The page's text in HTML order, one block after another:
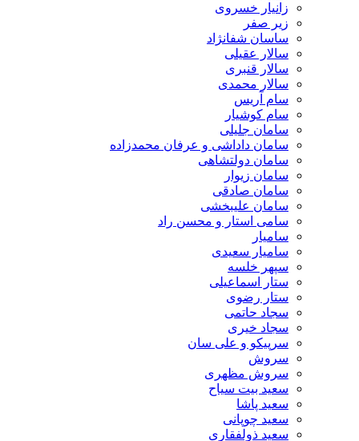
زانیار خسروی
زیر صفر
ساسان شفانژاد
سالار عقیلی
سالار قنبری
سالار محمدی
سام آریس
سام کوشیار
سامان جلیلی
سامان داداشی و عرفان محمدزاده
سامان دولتشاهی
سامان زیوار
سامان صادقی
سامان علیبخشی
سامی استار و محسن راد
سامیار
سامیار سعیدی
سپهر خلسه
ستار اسماعیلی
ستار رضوی
سجاد حاتمی
سجاد خیری
سرپیکو و علی سان
سروش
سروش مظهری
سعید بیت سیاح
سعید پاشا
سعید چوپانی
سعید ذولفقاری